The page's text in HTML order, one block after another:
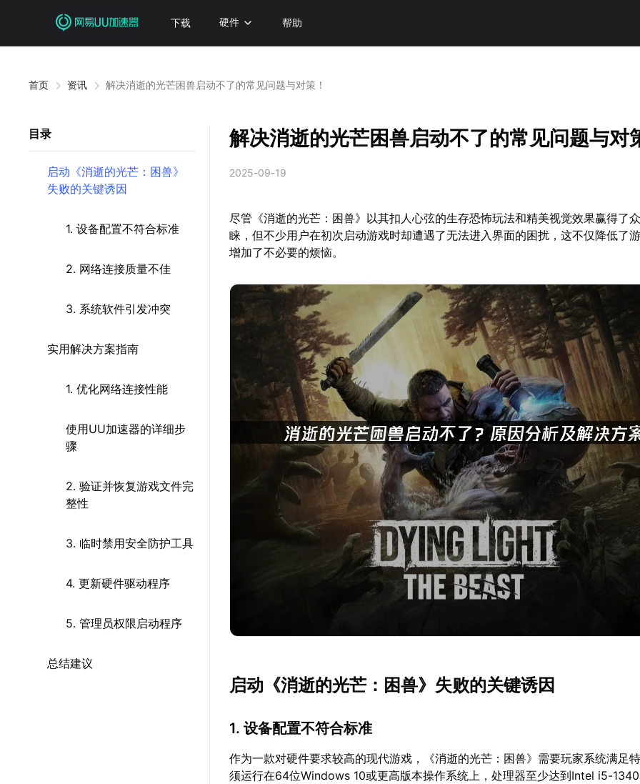
下载 硬件 帮助
首页 资讯 解决消逝的光芒困兽启动不了的常见问题与对策！
目录
启动《消逝的光芒：困兽》
失败的关键诱因
1. 设备配置不符合标准
2. 网络连接质量不佳
3. 系统软件引发冲突
实用解决方案指南
1. 优化网络连接性能
使用UU加速器的详细步
骤
2. 验证并恢复游戏文件完
整性
3. 临时禁用安全防护工具
4. 更新硬件驱动程序
5. 管理员权限启动程序
总结建议
解决消逝的光芒困兽启动不了的常见问题与对
2025-09-19
尽管《消逝的光芒：困兽》以其扣人心弦的生存恐怖玩法和精美视觉效果赢得了
睐，但不少用户在初次启动游戏时却遭遇了无法进入界面的困扰，这不仅降低了
增加了不必要的烦恼。
启动《消逝的光芒：困兽》失败的关键诱因
1. 设备配置不符合标准
作为一款对硬件要求较高的现代游戏，《消逝的光芒：困兽》需要玩家系统满足
须运行在64位Windows 10或更高版本操作系统上，处理器至少达到Intel i5-